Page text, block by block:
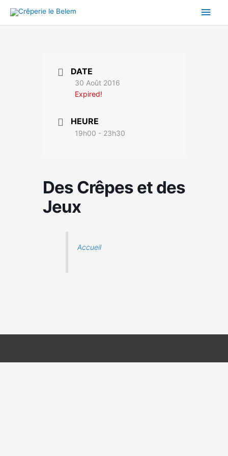
contenu
DATE
30 Août 2016
Expired!
HEURE
19h00 - 23h30
Des Crêpes et des
Jeux
Accueil